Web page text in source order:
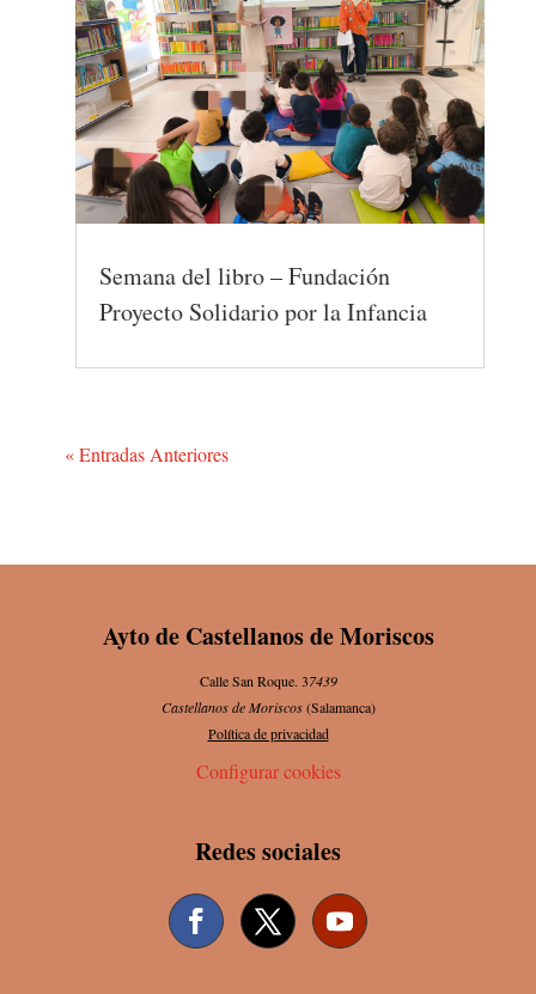
Semana del libro – Fundación
Proyecto Solidario por la Infancia
« Entradas Anteriores
Ayto de Castellanos de Moriscos
Calle San Roque. 37439
Castellanos de Moriscos(Salamanca)
Política de privacidad
Configurar cookies
Redes sociales